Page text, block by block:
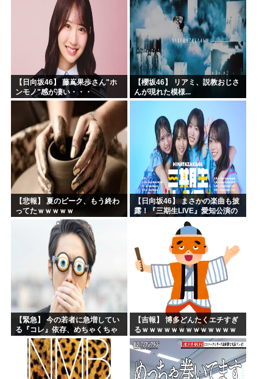
【日向坂46】 藤嶌果歩さん"ホ
ンモノ"感が凄い・・・
【櫻坂46】 リアミ、説教おじさ
んが現れた模様...
【悲報】 夏のピーク、もう終わ
ってたｗｗｗｗｗ
【日向坂46】 まさかの楽曲も披
露！『三期生LIVE』愛知公演の
【緊急】 今の若者に急増してい
る『コレ』依存、めちゃくちゃ
深刻な模様w w w w w w w w w w
【吉報】 博多どんたくエチすぎ
るｗｗｗｗｗｗｗｗｗｗｗｗｗ
ｗｗ